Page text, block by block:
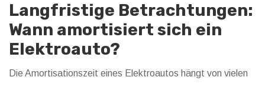
Langfristige Betrachtungen:
Wann amortisiert sich ein
Elektroauto?
Die Amortisationszeit eines Elektroautos hängt von vielen